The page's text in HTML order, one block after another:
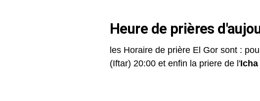
Heure de prières
les Horaire de prière El Gor sont :
(Iftar) 20:00 et enfin la priere de l'Icha